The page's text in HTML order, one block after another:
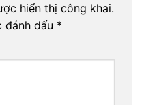
hiển thị công khai.
dấu *